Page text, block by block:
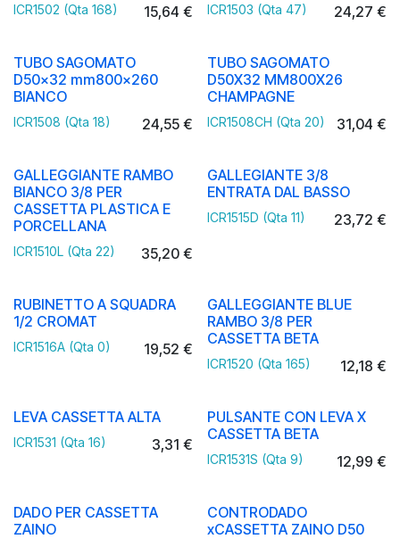
ICR1502 (Qta 168) 15,64 € ICR1503 (Qta 47) 24,27 €
TUBO SAGOMATO
D50x32 mm800x260
BIANCO
ICR1508 (Qta 18) 24,55€
TUBO SAGOMATO
D50X32 MM800X26
CHAMPAGNE
ICR1508CH (Qta 20) 31,04 €
GALLEGGIANTE RAMBO
BIANCO 3/8 PER
CASSETTA PLASTICA E
PORCELLANA
ICR1510L (Qta 22) 35,20€
GALLEGIANTE 3/8
ENTRATA DAL BASSO
ICR1515D (Qta 11) 23,72 €
RUBINETTO A SQUADRA
1/2 CROMAT
ICR1516A (Qta 0) 19,52 €
GALLEGGIANTE BLUE
RAMBO 3/8 PER
CASSETTA BETA
ICR1520 (Qta 165) 12,18 €
LEVA CASSETTA ALTA
ICR1531 (Qta 16) 3,31 €
PULSANTE CON LEVA X
CASSETTA BETA
ICR1531S (Qta 9) 12,99 €
DADO PER CASSETTA
ZAINO
CONTRODADO
xCASSETTA ZAINO D50